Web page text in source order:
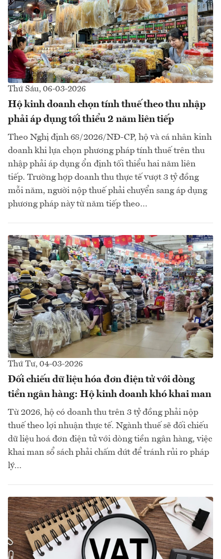
Thứ Sáu, 06-03-2026
Hộ kinh doanh chọn tính thuế theo thu nhập
phải áp dụng tối thiểu 2 năm liên tiếp
Theo Nghị định 68/2026/NĐ-CP, hộ và cá nhân kinh
doanh khi lựa chọn phương pháp tính thuế trên thu
nhập phải áp dụng ổn định tối thiểu hai năm liên
tiếp. Trường hợp doanh thu thực tế vượt 3 tỷ đồng
mỗi năm, người nộp thuế phải chuyển sang áp dụng
phương pháp này từ năm tiếp theo…
Thứ Tư, 04-03-2026
Đối chiếu dữ liệu hóa đơn điện tử với dòng
tiền ngân hàng: Hộ kinh doanh khó khai man
Từ 2026, hộ có doanh thu trên 3 tỷ đồng phải nộp
thuế theo lợi nhuận thực tế. Ngành thuế sẽ đối chiếu
dữ liệu hoá đơn điện tử với dòng tiền ngân hàng, việc
khai man sổ sách phải chấm dứt để tránh rủi ro pháp
lý…